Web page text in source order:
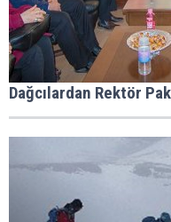
Dağcılardan Rektör